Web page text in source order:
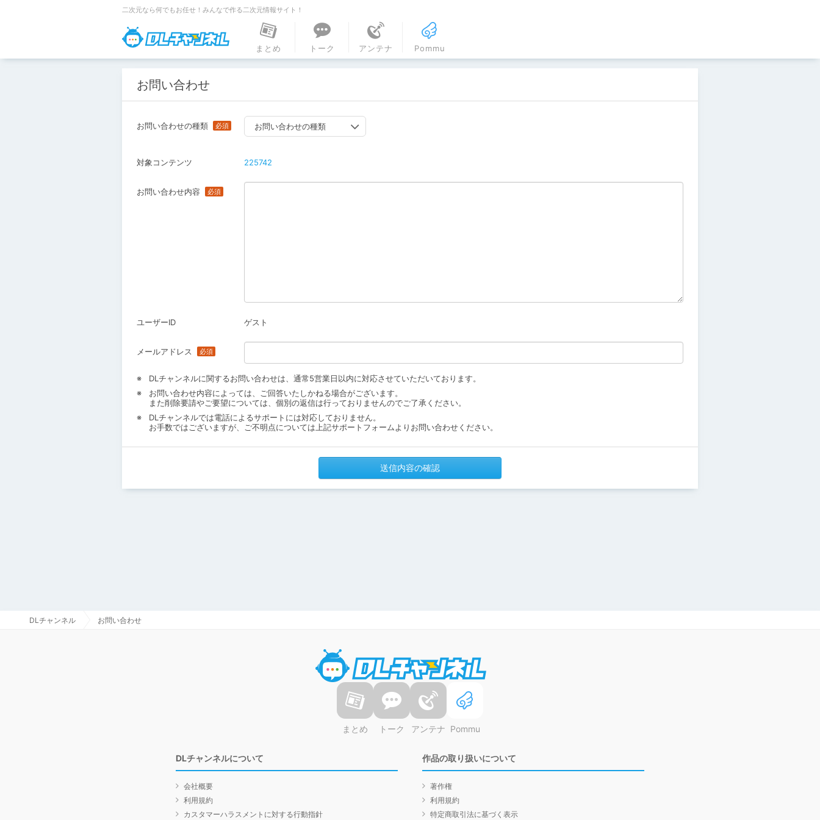
二次元なら何でもお任せ！みんなで作る二次元情報サイト！
DLチャンネル
まとめ
トーク アンテナ Pommu
お問い合わせ
お問い合わせの種類 お問い合わせの種類
対象コンテンツ 225742
お問い合わせ内容
ユーザーID ゲスト
メールアドレス
DLチャンネルに関するお問い合わせは、通常5営業日以内に対応させていただいております。
お問い合わせ内容によっては、ご回答いたしかねる場合がございます。
また削除要請やご要望については、個別の返信は行っておりませんのでご了承ください。
DLチャンネルでは電話によるサポートには対応しておりません。
お手数ではございますが、ご不明点については上記サポートフォームよりお問い合わせください。
送信内容の確認
DLチャンネル お問い合わせ
まとめ トーク アンテナ Pommu
DLチャンネルについて
会社概要
利用規約
カスタマーハラスメントに対する行動指針
作品の取り扱いについて
著作権
利用規約
特定商取引法に基づく表示